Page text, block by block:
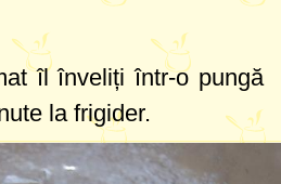
îl înveliți într-o pungă
la frigider.